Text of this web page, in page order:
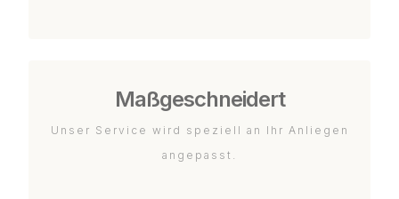
Maßgeschneidert
Unser Service wird speziell an Ihr Anliegen
angepasst.